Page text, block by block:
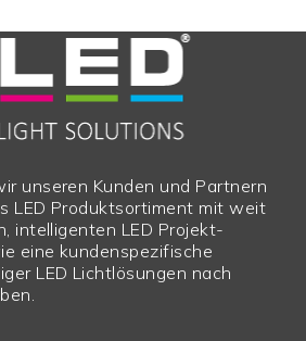
unseren Kunden und Partnern
LED Produktsortiment mit weit
intelligenten LED Projekt-
eine kundenspezifische
LED Lichtlösungen nach